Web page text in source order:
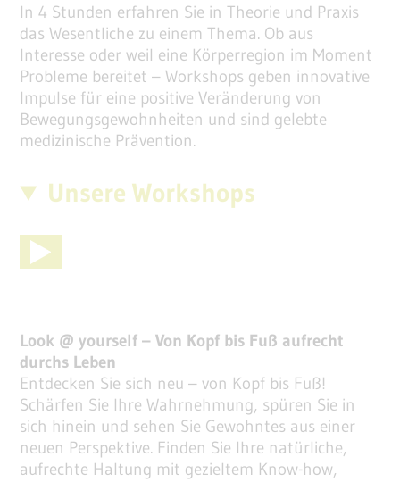
In 4 Stunden erfahren Sie in Theorie und Praxis
das Wesentliche zu einem Thema. Ob aus
Interesse oder weil eine Körperregion im Moment
Probleme bereitet – Workshops geben innovative
Impulse für eine positive Veränderung von
Bewegungsgewohnheiten und sind gelebte
medizinische Prävention.
Unsere Workshops
Look @ yourself – Von Kopf bis Fuß aufrecht
durchs Leben
Entdecken Sie sich neu – von Kopf bis Fuß!
Schärfen Sie Ihre Wahrnehmung, spüren Sie in
sich hinein und sehen Sie Gewohntes aus einer
neuen Perspektive. Finden Sie Ihre natürliche,
aufrechte Haltung mit gezieltem Know-how,